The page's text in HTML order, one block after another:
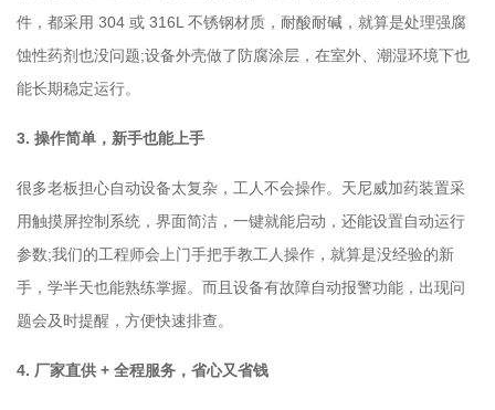
件，都采用 304 或 316L 不锈钢材质，耐酸耐碱，就算是处理强腐
蚀性药剂也没问题;设备外壳做了防腐涂层，在室外、潮湿环境下也
能长期稳定运行。
3. 操作简单，新手也能上手
很多老板担心自动设备太复杂，工人不会操作。天尼威加药装置采
用触摸屏控制系统，界面简洁，一键就能启动，还能设置自动运行
参数;我们的工程师会上门手把手教工人操作，就算是没经验的新
手，学半天也能熟练掌握。而且设备有故障自动报警功能，出现问
题会及时提醒，方便快速排查。
4. 厂家直供 + 全程服务，省心又省钱